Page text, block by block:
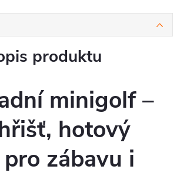
produktu
minigolf –
hotový
zábavu i